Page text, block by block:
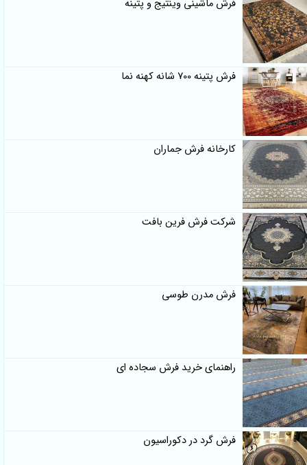
فرش ماشینی وینتیج و پتینه
فرش پتینه 700 شانه کهنه نما
کارخانه فرش جماران
شرکت فرش فرین بافت
فرش مدرن طوسی
راهنمای خرید فرش سجاده ای
فرش گرد در دکوراسیون